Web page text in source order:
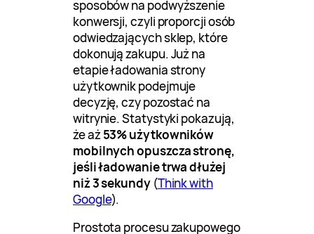
sposobów na podwyższenie
konwersji, czyli proporcji osób
odwiedzających sklep, które
dokonują zakupu. Już na
etapie ładowania strony
użytkownik podejmuje
decyzję, czy pozostać na
witrynie. Statystyki pokazują,
że aż53% użytkowników
mobilnych opuszcza stronę,
jeśli ładowanie trwa dłużej
niż 3 sekundy(Think with
Google).
Prostota procesu zakupowego